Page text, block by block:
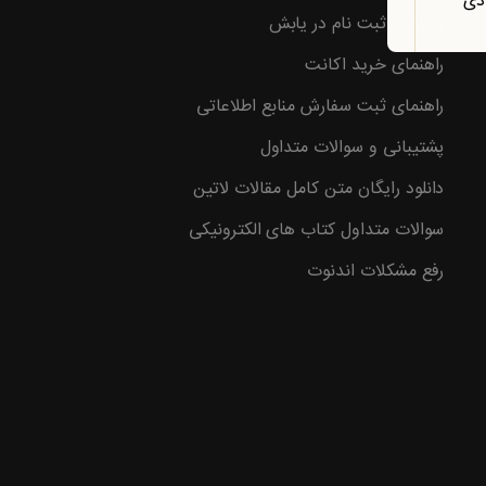
راهنمای ثبت نام در یابش
راهنمای خرید اکانت
راهنمای ثبت سفارش منابع اطلاعاتی
پشتیبانی و سوالات متداول
دانلود رایگان متن کامل مقالات لاتین
سوالات متداول کتاب های الکترونیکی
رفع مشکلات اندنوت
با